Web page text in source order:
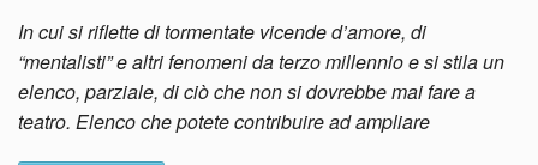
In cui si riflette di tormentate vicende d’amore, di
“mentalisti” e altri fenomeni da terzo millennio e si stila un
elenco, parziale, di ciò che non si dovrebbe mai fare a
teatro. Elenco che potete contribuire ad ampliare